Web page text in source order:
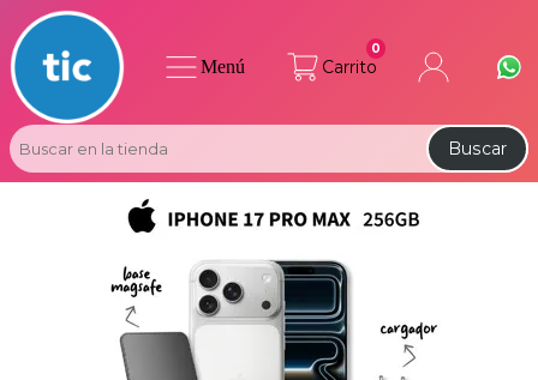
Carrito
0
Buscar
Menú